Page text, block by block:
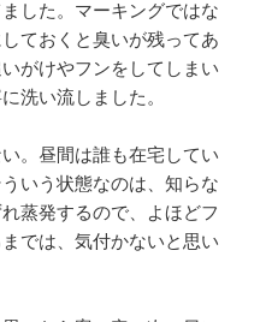
した。マーキングではな
ておくと臭いが残ってあ
がけやフンをしてしまい
洗い流しました。
。昼間は誰も在宅してい
いう状態なのは、知らな
蒸発するので、よほどフ
では、気付かないと思い